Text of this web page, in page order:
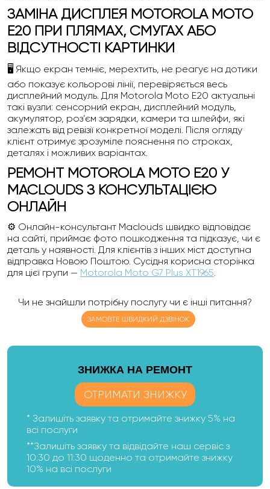
ЗАМІНА ДИСПЛЕЯ MOTOROLA MOTO
E20 ПРИ ПЛЯМАХ, СМУГАХ АБО
ВІДСУТНОСТІ КАРТИНКИ
🖥️ Якщо екран темніє, мерехтить, не реагує на дотики
або показує кольорові лінії, перевіряється весь
дисплейний модуль. Для Motorola Moto E20 актуальні
такі вузли: сенсорний екран, дисплейний модуль,
акумулятор, роз’єм зарядки, камери та шлейфи, які
залежать від ревізії конкретної моделі. Після огляду
клієнт отримує зрозуміле пояснення по строках,
деталях і можливих варіантах.
РЕМОНТ MOTOROLA MOTO E20 У
MACLOUDS З КОНСУЛЬТАЦІЄЮ
ОНЛАЙН
⚙️ Онлайн-консультант Maclouds швидко відповідає
на сайті, приймає фото пошкодження та підказує, чи є
деталь у наявності. Для клієнтів з інших міст доступна
відправка Новою Поштою. Сусідня корисна сторінка
для цієї групи — Motorola Moto G7 Plus XT1965.
Чи не знайшли потрібну послугу чи є інші питання?
ЗАМОВТЕ ШВИДКИЙ ДЗВІНОК
ЗНИЖКА НА РЕМОНТ
ОТРИМАТИ ЗНИЖКУ
* Залишіть заявку та отримайте знижку 5% на
всі послуги
**Залишіть заявку та відвідайте наш сервіс з
10:30 до 11:30 щоденно та отримайте знижку
10% на всі послуги